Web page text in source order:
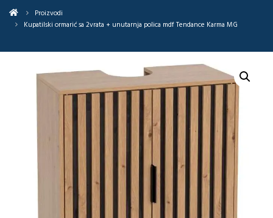
Proizvodi
Kupatilski ormarić sa 2vrata + unutarnja polica mdf Tendance Karma MG